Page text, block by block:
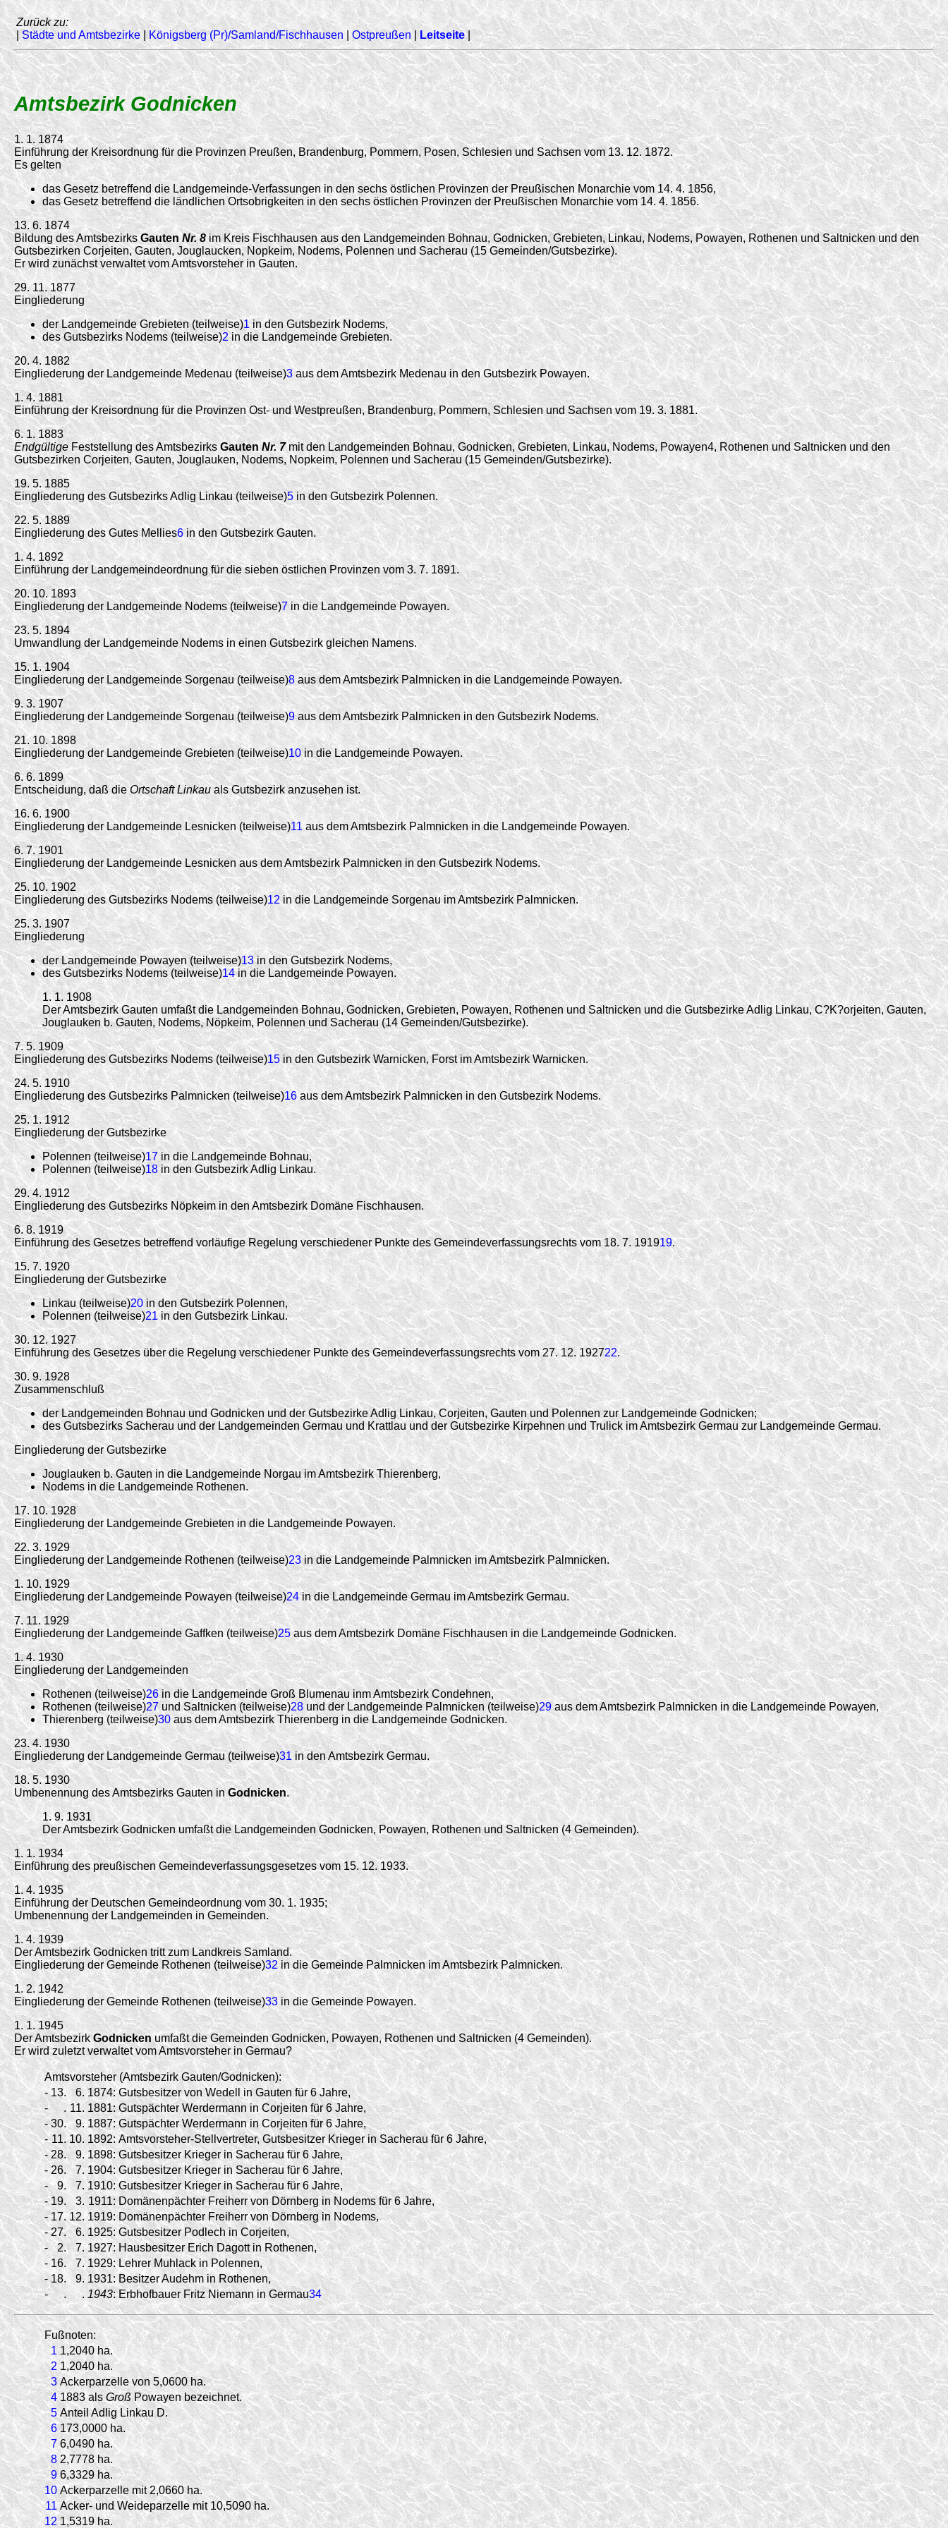
Zurück zu:
| Städte und Amtsbezirke|Königsberg (Pr)/Samland/Fischhausen|Ostpreußen| Leitseite|
Amtsbezirk Godnicken
1. 1. 1874
Einführung der Kreisordnung für die Provinzen Preußen, Brandenburg, Pommern, Posen, Schlesien und Sachsen vom 13. 12. 1872.
Es gelten
das Gesetz betreffend die Landgemeinde-Verfassungen in den sechs östlichen Provinzen der Preußischen Monarchie vom 14. 4. 1856,
das Gesetz betreffend die ländlichen Ortsobrigkeiten in den sechs östlichen Provinzen der Preußischen Monarchie vom 14. 4. 1856.
13. 6. 1874
Bildung des AmtsbezirksGautenNr. 8im Kreis Fischhausen aus den Landgemeinden Bohnau, Godnicken, Grebieten, Linkau, Nodems, Powayen, Rothenen und Saltnicken und den
Gutsbezirken Corjeiten, Gauten, Jouglaucken, Nopkeim, Nodems, Polennen und Sacherau (15 Gemeinden/Gutsbezirke).
Er wird zunächst verwaltet vom Amtsvorsteher in Gauten.
29. 11. 1877
Eingliederung
der Landgemeinde Grebieten (teilweise)1in den Gutsbezirk Nodems,
des Gutsbezirks Nodems (teilweise)2in die Landgemeinde Grebieten.
20. 4. 1882
Eingliederung der Landgemeinde Medenau (teilweise)3aus dem Amtsbezirk Medenau in den Gutsbezirk Powayen.
1. 4. 1881
Einführung der Kreisordnung für die Provinzen Ost- und Westpreußen, Brandenburg, Pommern, Schlesien und Sachsen vom 19. 3. 1881.
6. 1. 1883
EndgültigeFeststellung des AmtsbezirksGautenNr. 7mit den Landgemeinden Bohnau, Godnicken, Grebieten, Linkau, Nodems, Powayen4, Rothenen und Saltnicken und den
Gutsbezirken Corjeiten, Gauten, Jouglauken, Nodems, Nopkeim, Polennen und Sacherau (15 Gemeinden/Gutsbezirke).
19. 5. 1885
Eingliederung des Gutsbezirks Adlig Linkau (teilweise)5in den Gutsbezirk Polennen.
22. 5. 1889
Eingliederung des Gutes Mellies6in den Gutsbezirk Gauten.
1. 4. 1892
Einführung der Landgemeindeordnung für die sieben östlichen Provinzen vom 3. 7. 1891.
20. 10. 1893
Eingliederung der Landgemeinde Nodems (teilweise)7 in die Landgemeinde Powayen.
23. 5. 1894
Umwandlung der Landgemeinde Nodems in einen Gutsbezirk gleichen Namens.
15. 1. 1904
Eingliederung der Landgemeinde Sorgenau (teilweise)8aus dem Amtsbezirk Palmnicken in die Landge­meinde Powayen.
9. 3. 1907
Eingliederung der Landgemeinde Sorgenau (teilweise)9aus dem Amtsbezirk Palmnicken in den Gutsbezirk Nodems.
21. 10. 1898
Eingliederung der Landgemeinde Grebieten (teilweise)10in die Landgemeinde Powayen.
6. 6. 1899
Entscheidung, daß dieOrtschaft Linkauals Gutsbezirk anzusehen ist.
16. 6. 1900
Eingliederung der Landgemeinde Lesnicken (teilweise)11 aus dem Amtsbezirk Palmnicken in die Landgemeinde Powayen.
6. 7. 1901
Eingliederung der Landgemeinde Lesnicken aus dem Amtsbezirk Palmnicken in den Gutsbezirk Nodems.
25. 10. 1902
Eingliederung des Gutsbezirks Nodems (teilweise)12in die Landgemeinde Sorgenau im Amtsbezirk Palm­nicken.
25. 3. 1907
Eingliederung
der Landgemeinde Powayen (teilweise)13in den Gutsbezirk Nodems,
des Gutsbezirks Nodems (teilweise)14in die Landgemeinde Powayen.
1. 1. 1908
Der Amtsbezirk Gauten umfaßt die Landgemeinden Bohnau, Godnicken, Grebieten, Powayen, Rothenen und Saltnicken und die Gutsbezirke Adlig Linkau, C?K?orjeiten, Gauten,
Jouglauken b. Gauten, Nodems, Nöpkeim, Polennen und Sacherau (14 Gemeinden/Gutsbezirke).
7. 5. 1909
Eingliederung des Gutsbezirks Nodems (teilweise)15in den Gutsbezirk Warnicken, Forst im Amtsbezirk Warnicken.
24. 5. 1910
Eingliederung des Gutsbezirks Palmnicken (teilweise)16aus dem Amtsbezirk Palmnicken in den Gutsbezirk Nodems.
25. 1. 1912
Eingliederung der Gutsbezirke
Polennen (teilweise)17in die Landgemeinde Bohnau,
Polennen (teilweise)18in den Gutsbezirk Adlig Linkau.
29. 4. 1912
Eingliederung des Gutsbezirks Nöpkeim in den Amtsbezirk Domäne Fischhausen.
6. 8. 1919
Einführung des Gesetzes betreffend vorläufige Regelung verschiedener Punkte des Gemeindeverfassungsrechts vom 18. 7. 191919.
15. 7. 1920
Eingliederung der Gutsbezirke
Linkau (teilweise)20 in den Gutsbezirk Polennen,
Polennen (teilweise)21in den Gutsbezirk Linkau.
30. 12. 1927
Einführung des Gesetzes über die Regelung verschiedener Punkte des Gemeindeverfassungsrechts vom 27. 12. 192722.
30. 9. 1928
Zusammenschluß
der Landgemeinden Bohnau und Godnicken und der Gutsbezirke Adlig Linkau, Corjeiten, Gauten und Polennen zur Landgemeinde Godnicken;
des Gutsbezirks Sacherau und der Landgemeinden Germau und Krattlau und der Gutsbezirke Kirpehnen und Trulick im Amtsbezirk Germau zur Landgemeinde Germau.
Eingliederung der Gutsbezirke
Jouglauken b. Gauten in die Landgemeinde Norgau im Amtsbezirk Thierenberg,
Nodems in die Landgemeinde Rothenen.
17. 10. 1928
Eingliederung der Landgemeinde Grebieten in die Landgemeinde Powayen.
22. 3. 1929
Eingliederung der Landgemeinde Rothenen (teilweise)23in die Landgemeinde Palmnicken im Amtsbezirk Palmnicken.
1. 10. 1929
Eingliederung der Landgemeinde Powayen (teilweise)24in die Landgemeinde Germau im Amtsbezirk Germau.
7. 11. 1929
Eingliederung der Landgemeinde Gaffken (teilweise)25aus dem Amtsbezirk Domäne Fischhausen in die Landgemeinde Godnicken.
1. 4. 1930
Eingliederung der Landgemeinden
Rothenen (teilweise)26in die Landgemeinde Groß Blumenau inm Amtsbezirk Condehnen,
Rothenen (teilweise)27 und Saltnicken (teilweise)28und der Landgemeinde Palmnicken (teilweise)29 aus dem Amtsbezirk Palmnicken in die Landgemeinde Powayen,
Thierenberg (teilweise)30aus dem Amtsbezirk Thierenberg in die Landgemeinde Godnicken.
23. 4. 1930
Eingliederung der Landgemeinde Germau (teilweise)31 in den Amtsbezirk Germau.
18. 5. 1930
Umbenennung des Amtsbezirks Gauten inGodnicken.
1. 9. 1931
Der Amtsbezirk Godnicken umfaßt die Landgemeinden Godnicken, Powayen, Rothenen und Saltnicken (4 Gemeinden).
1. 1. 1934
Einführung des preußischen Gemeindeverfassungsgesetzes vom 15. 12. 1933.
1. 4. 1935
Einführung der Deutschen Gemeindeordnung vom 30. 1. 1935;
Umbenennung der Landgemeinden in Gemeinden.
1. 4. 1939
Der Amtsbezirk Godnicken tritt zum Landkreis Samland.
Eingliederung der Gemeinde Rothenen (teilweise)32in die Gemeinde Palmnicken im Amtsbezirk Palmnicken.
1. 2. 1942
Eingliederung der Gemeinde Rothenen (teilweise)33in die Gemeinde Powayen.
1. 1. 1945
Der AmtsbezirkGodnicken umfaßt die Gemeinden Godnicken, Powayen, Rothenen und Saltnicken (4 Gemeinden).
Er wird zuletzt verwaltet vom Amtsvorsteher in Germau?
Amtsvorsteher (Amtsbezirk Gauten/Godnicken):
- 13. 6. 1874: Gutsbesitzer von Wedell in Gauten für 6 Jahre,
-
. 11. 1881: Gutspächter Werdermann in Corjeiten für 6 Jahre,
- 30. 9. 1887: Gutspächter Werdermann in Corjeiten für 6 Jahre,
- 11. 10. 1892: Amtsvorsteher-Stellvertreter, Gutsbesitzer Krieger in Sacherau für 6 Jahre,
- 28. 9. 1898: Gutsbesitzer Krieger in Sacherau für 6 Jahre,
- 26. 7. 1904: Gutsbesitzer Krieger in Sacherau für 6 Jahre,
-
9. 7. 1910: Gutsbesitzer Krieger in Sacherau für 6 Jahre,
- 19. 3. 1911: Domänenpächter Freiherr von Dörnberg in Nodems für 6 Jahre,
- 17. 12. 1919: Domänenpächter Freiherr von Dörnberg in Nodems,
- 27. 6. 1925: Gutsbesitzer Podlech in Corjeiten,
-
2. 7. 1927: Hausbesitzer Erich Dagott in Rothenen,
- 16. 7. 1929: Lehrer Muhlack in Polennen,
- 18. 9. 1931: Besitzer Audehm in Rothenen,
-
. . 1943: Erbhofbauer Fritz Niemann in Germau34
Fußnoten:
1 1,2040 ha.
2 1,2040 ha.
3 Ackerparzelle von 5,0600 ha.
4 1883 alsGroß Powayen bezeichnet.
5 Anteil Adlig Linkau D.
6 173,0000 ha.
7 6,0490 ha.
8 2,7778 ha.
9 6,3329 ha.
10 Ackerparzelle mit 2,0660 ha.
11 Acker- und Weideparzelle mit 10,5090 ha.
12 1,5319 ha.